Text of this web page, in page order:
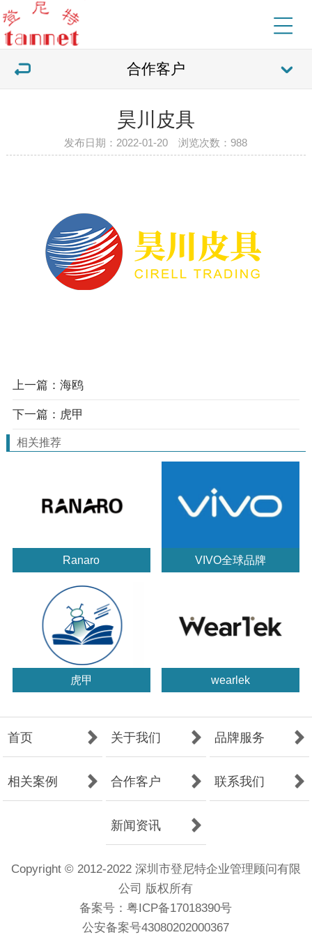
合作客户
昊川皮具
发布日期：2022-01-20 浏览次数： 988
上一篇：海鸥
下一篇：虎甲
相关推荐
Ranaro VIVO全球品牌
虎甲 wearlek
首页 关于我们 品牌服务
相关案例 合作客户 联系我们
新闻资讯
Copyright © 2012-2022 深圳市登尼特企业管理顾问有限
公司 版权所有
备案号：粤ICP备17018390号
公安备案号43080202000367